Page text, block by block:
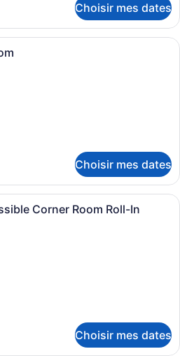
Choisir mes dates
Literie hypoallergénique, coffre-
Choisir mes dates
Literie hypoallergénique, coffre-
Corner Room Roll-In
Choisir mes dates